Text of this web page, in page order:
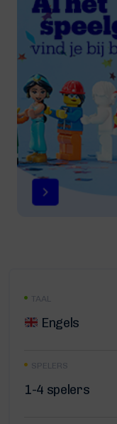
TAAL
Engels
SPELERS
1-4 spelers